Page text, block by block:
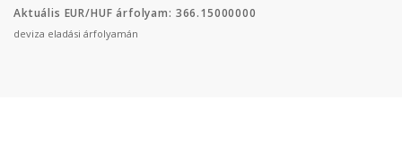
Aktuális EUR/HUF árfolyam: 366.15000000
deviza eladási árfolyamán